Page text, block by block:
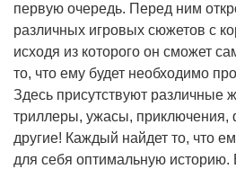
первую очередь. Перед ним
различных игровых сюжетов с
исходя из которого он сможет
то, что ему будет необходимо
Здесь присутствуют различные
триллеры, ужасы, приключения,
другие! Каждый найдет то, что
для себя оптимальную историю.